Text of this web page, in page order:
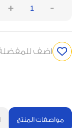
-
+
اضف
مواصفات المنتج